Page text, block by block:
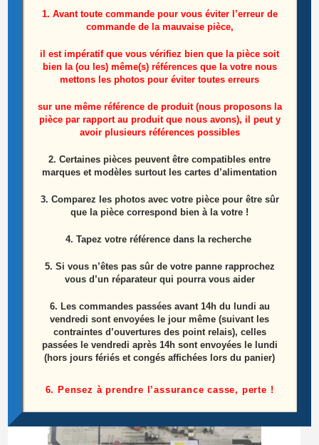
Référence FRCM-TCON V0.1 230X138mm
70,00€
Lire la suite
1. Avant toute commande pour vous éviter l’erreur de
commande de la mauvaise pièce,
il est impératif que vous vérifiez bien que la pièce soit
bien la (ou les) même(s) références que la votre nous
mettons les photos pour éviter toutes erreurs
sur une même référence de produit (nous proposons la
pièce par rapport au produit que nous avons), il peut y
avoir plusieurs références possibles
2. Certaines pièces peuvent être compatibles entre
marques et modèles surtout les cartes d’alimentation
3. Comparez les photos avec votre pièce pour être sûr
que la pièce correspond bien à la votre !
4. Tapez votre référence dans la recherche
5. Si vous n’êtes pas sûr de votre panne rapprochez
vous d’un réparateur qui pourra vous aider
6. Les commandes passées avant 14h du lundi au
vendredi sont envoyées le jour même (suivant les
contraintes d’ouvertures des point relais), celles
passées le vendredi après 14h sont envoyées le lundi
(hors jours fériés et congés affichées lors du panier)
6. Pensez à prendre l’assurance casse, perte !